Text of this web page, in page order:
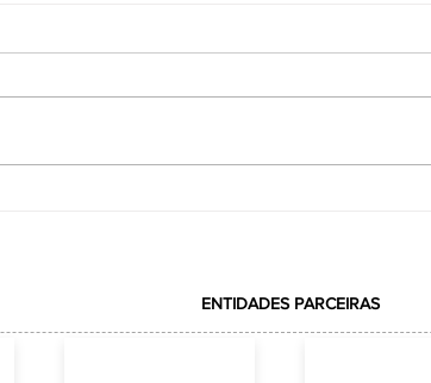
ENTIDADES PARCEIRAS